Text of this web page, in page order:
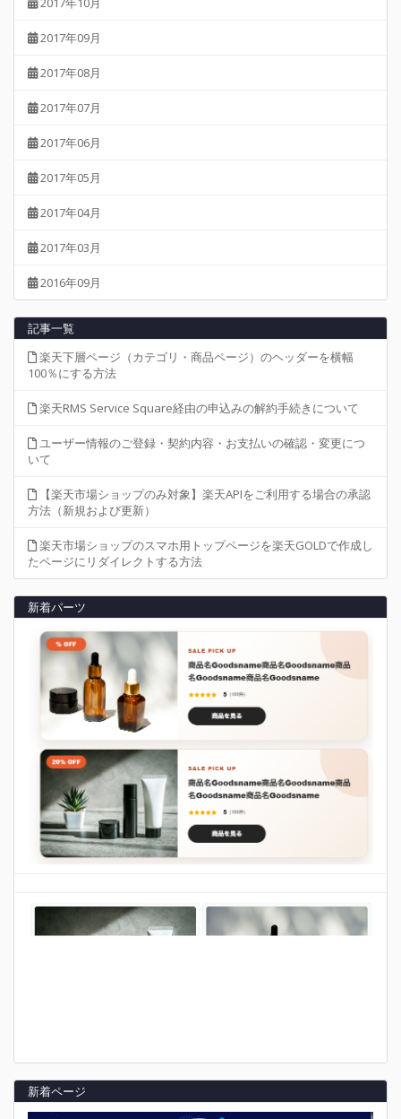
2017年09月
2017年08月
2017年07月
2017年06月
2017年05月
2017年04月
2017年03月
2016年09月
記事一覧
楽天下層ページ（カテゴリ・商品ページ）のヘッダーを横幅
100％にする方法
楽天RMS Service Square経由の申込みの解約手続きについて
ユーザー情報のご登録・契約内容・お支払いの確認・変更につ
いて
【楽天市場ショップのみ対象】楽天APIをご利用する場合の承認
方法（新規および更新）
楽天市場ショップのスマホ用トップページを楽天GOLDで作成し
たページにリダイレクトする方法
新着パーツ
新着ページ